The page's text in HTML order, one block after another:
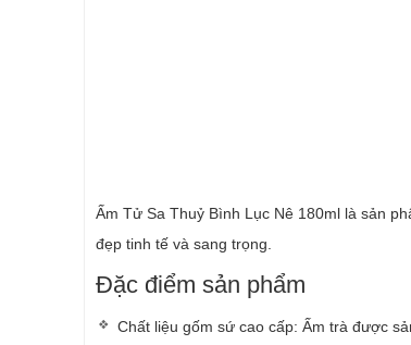
Ấm Tử Sa Thuỷ Bình Lục Nê 180ml là sản
đẹp tinh tế và sang trọng.
Đặc điểm sản phẩm
Chất liệu gốm sứ cao cấp: Ấm trà được